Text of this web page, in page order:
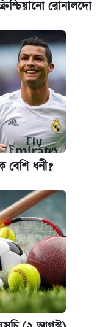
রোনালদো
বেশি ধনী?